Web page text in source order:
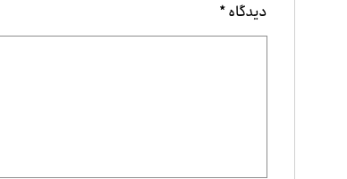
دیدگاه*